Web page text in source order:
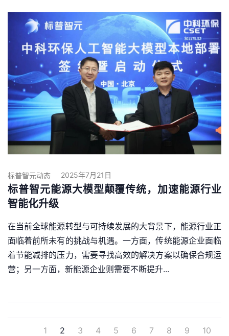
标普智元动态 2025年7月21日
标普智元能源大模型颠覆传统，加速能源行业
智能化升级
在当前全球能源转型与可持续发展的大背景下，能源行业正
面临着前所未有的挑战与机遇。一方面，传统能源企业面临
着节能减排的压力，需要寻找高效的解决方案以确保合规运
营；另一方面，新能源企业则需要不断提升...
1 2 3 4 5 6 7 8 9 10